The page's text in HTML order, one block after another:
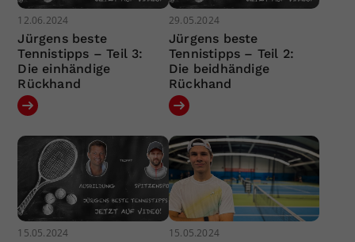
12.06.2024
Jürgens beste
Tennistipps – Teil 3:
Die einhändige
Rückhand
29.05.2024
Jürgens beste
Tennistipps – Teil 2:
Die beidhändige
Rückhand
15.05.2024 15.05.2024